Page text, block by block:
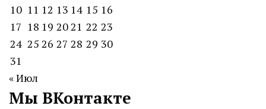
10 11 12 13 14 15 16
17 18 19 2021 22 23
24 25 26 27 28 29 30
31
« Июл
Мы ВКонтакте